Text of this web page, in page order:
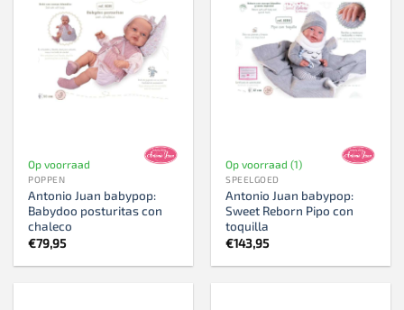
Op voorraad
POPPEN
Antonio Juan babypop:
Babydoo posturitas con
chaleco
€79,95
Op voorraad (1)
SPEELGOED
Antonio Juan babypop:
Sweet Reborn Pipo con
toquilla
€143,95